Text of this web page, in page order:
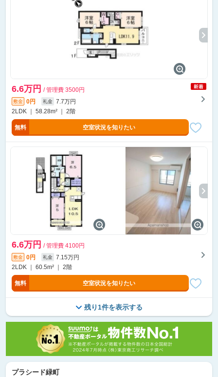
6.6万円 / 管理費 3500円
敷金 0円 礼金
7.7万円
2LDK ｜ 58.28m² ｜ 2階
無料 空室状況を知りたい
6.6万円 / 管理費 4100円
敷金 0円 礼金
7.15万円
2LDK ｜ 60.5m² ｜ 2階
無料 空室状況を知りたい
残り1件を表示する
プラシード緑町